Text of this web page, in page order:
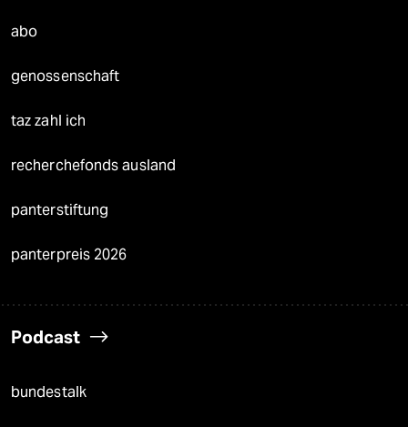
abo
genossenschaft
taz zahl ich
recherchefonds ausland
panterstiftung
panterpreis 2026
Podcast
bundestalk